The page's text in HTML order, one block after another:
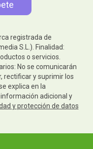
registrada de
S.L.). Finalidad:
o servicios.
No se comunicarán
rectificar y suprimir los
explica en la
adicional y
y protección de datos